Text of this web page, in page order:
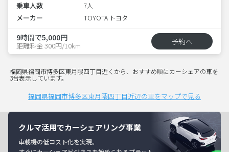
乗車人数 7人
メーカー TOYOTA トヨタ
9時間で5,000円
距離料金 300円/10km 予約へ
福岡県福岡市博多区東月隈四丁目近くから、おすすめ順にカーシェアの車を
3台表示しています。
福岡県福岡市博多区東月隈四丁目近辺の車をマップで見る
クルマ活用でカーシェアリング事業
車載機の低コスト化を実現。